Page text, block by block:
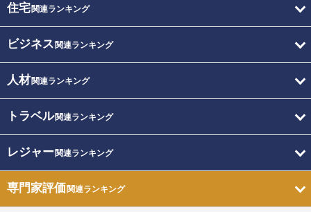
住宅関連ランキング
ビジネス 関連ランキング
人材関連ランキング
トラベル関連ランキング
レジャー関連ランキング
専門家評価関連ランキング